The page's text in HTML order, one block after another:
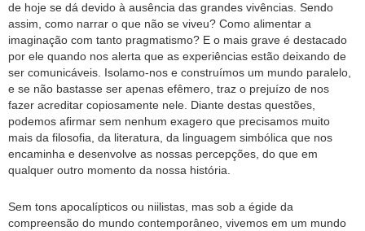
de hoje se dá devido à ausência das grandes vivências. Sendo
assim, como narrar o que não se viveu? Como alimentar a
imaginação com tanto pragmatismo? E o mais grave é destacado
por ele quando nos alerta que as experiências estão deixando de
ser comunicáveis. Isolamo-nos e construímos um mundo paralelo,
e se não bastasse ser apenas efêmero, traz o prejuízo de nos
fazer acreditar copiosamente nele. Diante destas questões,
podemos afirmar sem nenhum exagero que precisamos muito
mais da filosofia, da literatura, da linguagem simbólica que nos
encaminha e desenvolve as nossas percepções, do que em
qualquer outro momento da nossa história.
Sem tons apocalípticos ou niilistas, mas sob a égide da
compreensão do mundo contemporâneo, vivemos em um mundo